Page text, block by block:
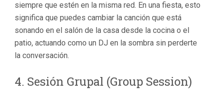
siempre que estén en la misma red. En una fiesta, esto
significa que puedes cambiar la canción que está
sonando en el salón de la casa desde la cocina o el
patio, actuando como un DJ en la sombra sin perderte
la conversación.
4. Sesión Grupal (Group Session)